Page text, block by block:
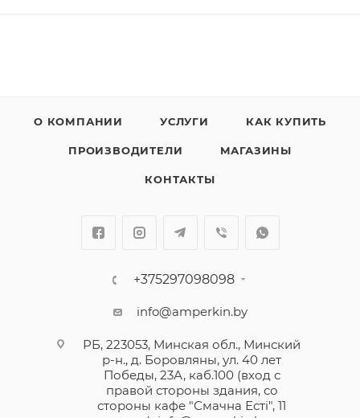
О КОМПАНИИ УСЛУГИ КАК КУПИТЬ
ПРОИЗВОДИТЕЛИ МАГАЗИНЫ
КОНТАКТЫ
+375297098098
info@amperkin.by
РБ, 223053, Минская обл., Минский
р-н., д. Боровляны, ул. 40 лет
Победы, 23А, каб.100 (вход с
правой стороны здания, со
стороны кафе "Смачна Естi", 11